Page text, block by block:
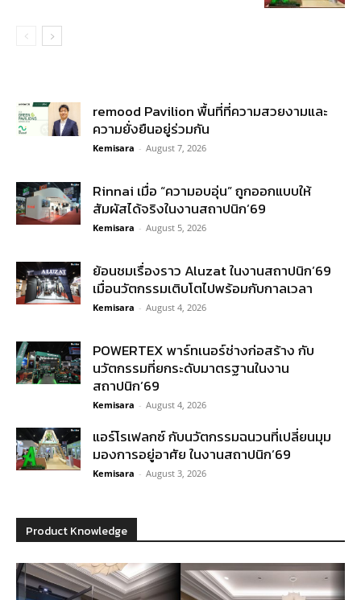
remood Pavilion พื้นที่ที่ความสวยงามและ
ความยั่งยืนอยู่ร่วมกัน
Kemisara - August 7, 2026
Rinnai เมื่อ “ความอบอุ่น” ถูกออกแบบให้
สัมผัสได้จริงในงานสถาปนิก’69
Kemisara - August 5, 2026
ย้อนชมเรื่องราว Aluzat ในงานสถาปนิก’69
เมื่อนวัตกรรมเติบโตไปพร้อมกับกาลเวลา
Kemisara - August 4, 2026
POWERTEX พาร์ทเนอร์ช่างก่อสร้าง กับ
นวัตกรรมที่ยกระดับมาตรฐานในงาน
สถาปนิก’69
Kemisara - August 4, 2026
แอร์โรเฟลกซ์ กับนวัตกรรมฉนวนที่เปลี่ยนมุม
มองการอยู่อาศัย ในงานสถาปนิก’69
Kemisara - August 3, 2026
Product Knowledge